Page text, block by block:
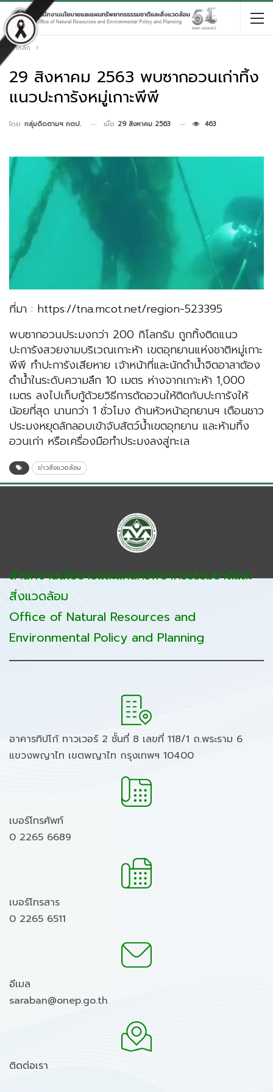
หน้าหลัก
29 สิงหาคม 2563 พบซากอวนเก่าทิ้ง
แนวปะการังหมู่เกาะพีพี
โดย กลุ่มติดตามฯ กตป. เมื่อ 29 สิงหาคม 2563 463
ที่มา : https://tna.mcot.net/region-523395
พบซากอวนประมงกว่า 200 กิโลกรัม ถูกทิ้งติดแนว
ปะการังสวยงามบริเวณเกาะห้า เขตอุทยานแห่งชาติหมู่เกาะ
พีพี ทำปะการังเสียหาย เจ้าหน้าที่และนักดำน้ำจิตอาสาต้อง
ดำน้ำในระดับความลึก 10 เมตร ห่างจากเกาะห้า 1,000
เมตร ลงไปเก็บกู้ด้วยวิธีการตัดอวนให้ติดกับปะการังให้
น้อยที่สุด นานกว่า 1 ชั่วโมง ด้านหัวหน้าอุทยานฯ เตือนชาว
ประมงหยุดลักลอบเข้าจับสัตว์น้ำเขตอุทยาน และห้ามทิ้ง
อวนเก่า หรือเครื่องมือทำประมงลงสู่ทะเล
ข่าวสิ่งแวดล้อม
สำนักงานนโยบายและแผนทรัพยากรธรรมชาติและ
สิ่งแวดล้อม
Office of Natural Resources and
Environmental Policy and Planning
อาคารทิปโก้ ทาวเวอร์ 2 ชั้นที่ 8 เลขที่ 118/1 ถ.พระราม 6
แขวงพญาไท เขตพญาไท กรุงเทพฯ 10400
เบอร์โทรศัพท์
0 2265 6689
เบอร์โทรสาร
0 2265 6511
อีเมล
saraban@onep.go.th
ติดต่อเรา